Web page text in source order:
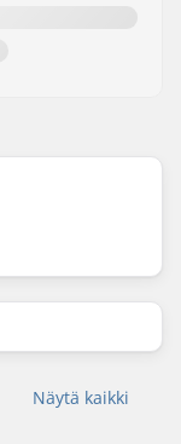
Näytä kaikki